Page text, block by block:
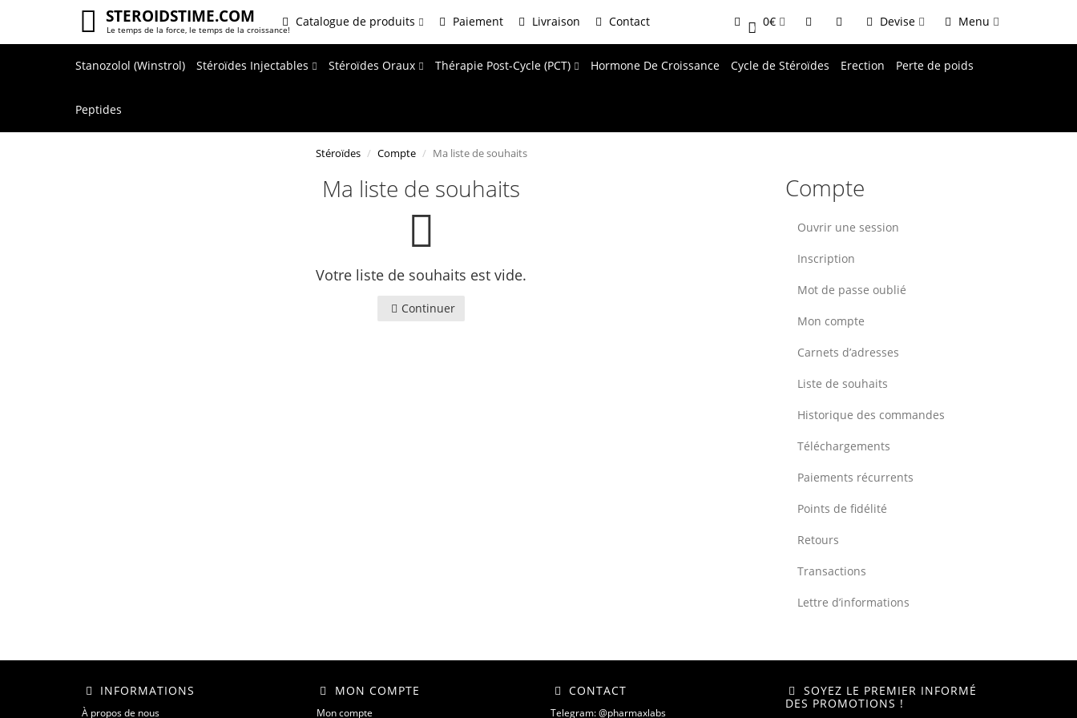
STEROIDSTIME.COM
Le temps de la force, le temps de la croissance!
Catalogue de produits Paiement Livraison Contact 0 0€ Devise Menu
Stanozolol (Winstrol) Stéroïdes Injectables Stéroïdes Oraux Thérapie Post-Cycle (PCT) Hormone De Croissance Cycle de Stéroïdes Erection Perte de poids
Peptides
Stéroïdes Compte Ma liste de souhaits
Ma liste de souhaits
Votre liste de souhaits est vide.
Continuer
Compte
Ouvrir une session
Inscription
Mot de passe oublié
Mon compte
Carnets d’adresses
Liste de souhaits
Historique des commandes
Téléchargements
Paiements récurrents
Points de fidélité
Retours
Transactions
Lettre d’informations
INFORMATIONS
À propos de nous
MON COMPTE
Mon compte
CONTACT
Telegram: @pharmaxlabs
SOYEZ LE PREMIER INFORMÉ
DES PROMOTIONS !